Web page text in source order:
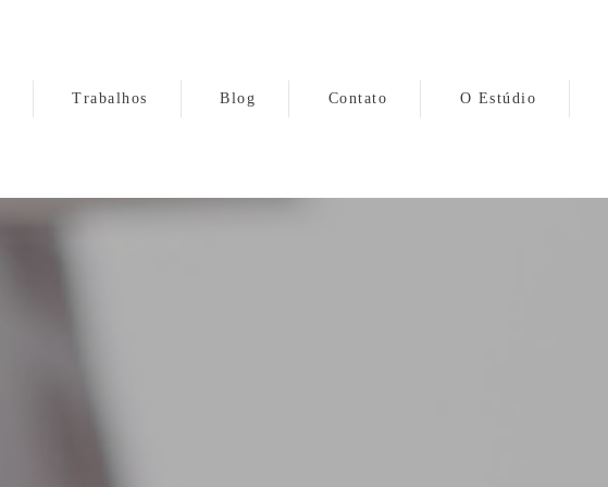
Trabalhos Blog Contato O Estúdio